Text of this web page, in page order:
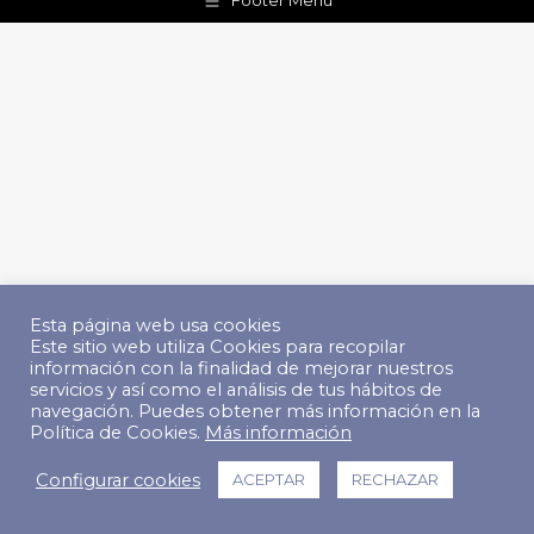
Esta página web usa cookies
Este sitio web utiliza Cookies para recopilar
información con la finalidad de mejorar nuestros
servicios y así como el análisis de tus hábitos de
navegación. Puedes obtener más información en la
Política de Cookies. Más información
Configurar cookies ACEPTAR RECHAZAR